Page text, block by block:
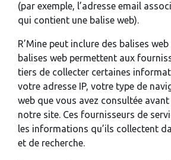
(par exemple, l’adresse email
qui contient une balise web).
R’Mine peut inclure des balises web
balises web permettent aux
tiers de collecter certaines
votre adresse IP, votre type de
web que vous avez consultée avant
notre site. Ces fournisseurs de
les informations qu’ils collectent
et de recherche.